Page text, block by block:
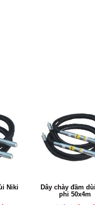
Niki
Dây chày đầm
phi 50x4m